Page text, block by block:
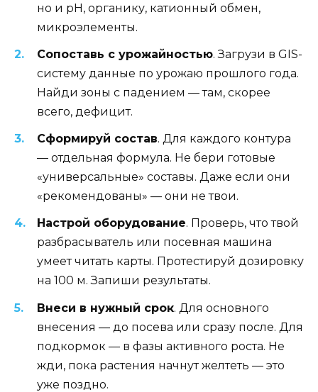
но и pH, органику, катионный обмен,
микроэлементы.
Сопоставь с урожайностью. Загрузи в GIS-
систему данные по урожаю прошлого года.
Найди зоны с падением — там, скорее
всего, дефицит.
Сформируй состав. Для каждого контура
— отдельная формула. Не бери готовые
«универсальные» составы. Даже если они
«рекомендованы» — они не твои.
Настрой оборудование. Проверь, что твой
разбрасыватель или посевная машина
умеет читать карты. Протестируй дозировку
на 100 м. Запиши результаты.
Внеси в нужный срок. Для основного
внесения — до посева или сразу после. Для
подкормок — в фазы активного роста. Не
жди, пока растения начнут желтеть — это
уже поздно.